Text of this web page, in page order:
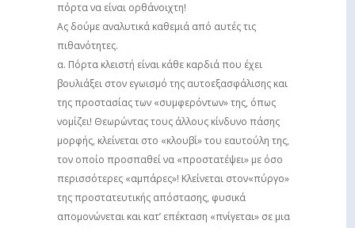
πόρτα να είναι ορθάνοιχτη!
Ας δούμε αναλυτικά καθεμιά από αυτές τις
πιθανότητες.
α. Πόρτα κλειστή είναι κάθε καρδιά που έχει
βουλιάξει στον εγωισμό της αυτοεξασφάλισης και
της προστασίας των «συμφερόντων» της, όπως
νομίζει! Θεωρώντας τους άλλους κίνδυνο πάσης
μορφής, κλείνεται στο «κλουβί» του εαυτούλη της,
τον οποίο προσπαθεί να «προστατέψει» με όσο
περισσότερες «αμπάρες»! Κλείνεται στον«πύργο»
της προστατευτικής απόστασης, φυσικά
απομονώνεται και κατ’ επέκταση «πνίγεται» σε μια